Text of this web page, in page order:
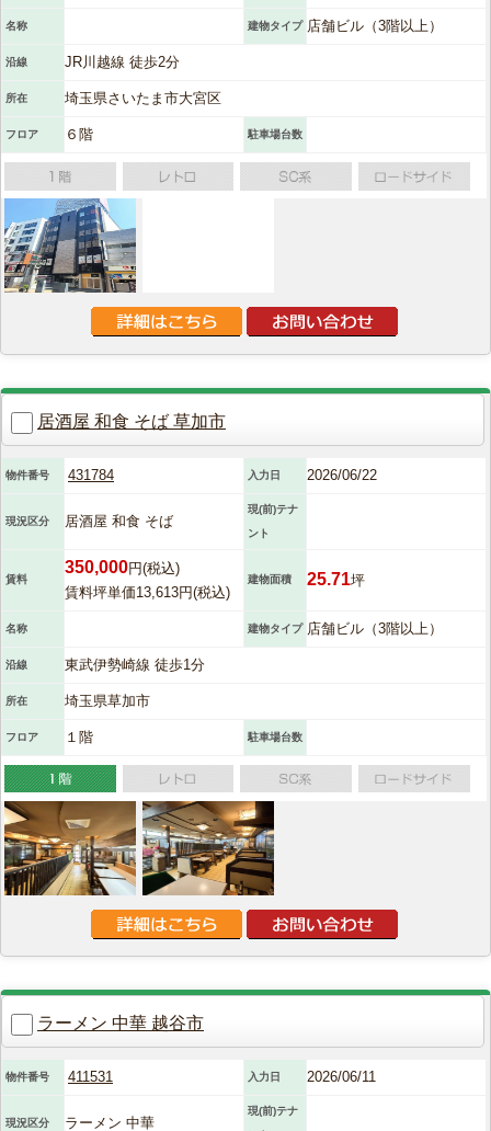
名称 建物タイプ 店舗ビル（3階以上）
沿線 JR川越線 徒歩2分
所在 埼玉県さいたま市大宮区
フロア ６階 駐車場台数
居酒屋 和食 そば 草加市
物件番号 431784 入力日 2026/06/22
現況区分 居酒屋 和食 そば
現(前)テナ
ント
賃料
350,000円(税込)
賃料坪単価13,613円(税込)
建物面積 25.71坪
名称 建物タイプ 店舗ビル（3階以上）
沿線 東武伊勢崎線 徒歩1分
所在 埼玉県草加市
フロア １階 駐車場台数
ラーメン 中華 越谷市
物件番号 411531 入力日 2026/06/11
現況区分 ラーメン 中華
現(前)テナ